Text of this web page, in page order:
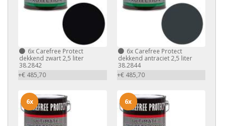
6x Carefree Protect
dekkend zwart 2,5 liter
38.2842
+€ 485,70
6xCarefree Protect
dekkend antraciet 2,5 liter
38.2844
+€ 485,70
6x 6x